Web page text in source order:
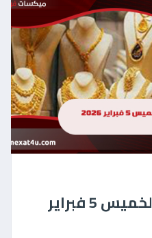
سعر الذهب اليوم الخميس 5 فبراير